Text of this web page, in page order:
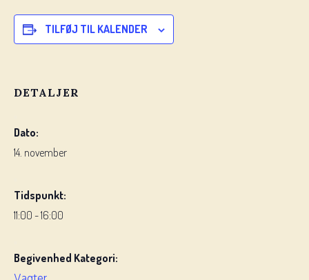
TILFØJ TIL KALENDER
DETALJER
Dato:
14. november
Tidspunkt:
11:00 - 16:00
Begivenhed Kategori: